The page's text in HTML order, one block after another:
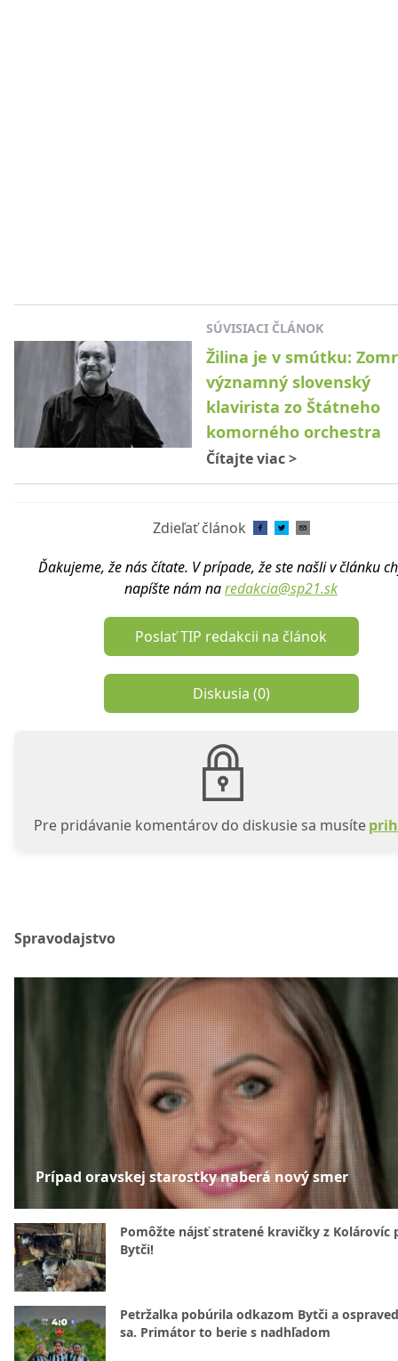
SÚVISIACI ČLÁNOK
Žilina je v smútku:
významný slovenský
klavirista zo Štátneho
komorného orchestra
Čítajte viac>
Zdieľať článok
Ďakujeme, že nás čítate. V prípade, že ste našli v článku
napíšte nám naredakcia@sp21.sk
Poslať TIP redakcii na článok
Diskusia (0)
Pre pridávanie komentárov do diskusie sa musíte
Spravodajstvo
Prípad oravskej starostky naberá nový smer
Pomôžte nájsť stratené kravičky z Kolárovíc
Bytči!
Petržalka pobúrila odkazom Bytči a
sa. Primátor to berie s nadhľadom